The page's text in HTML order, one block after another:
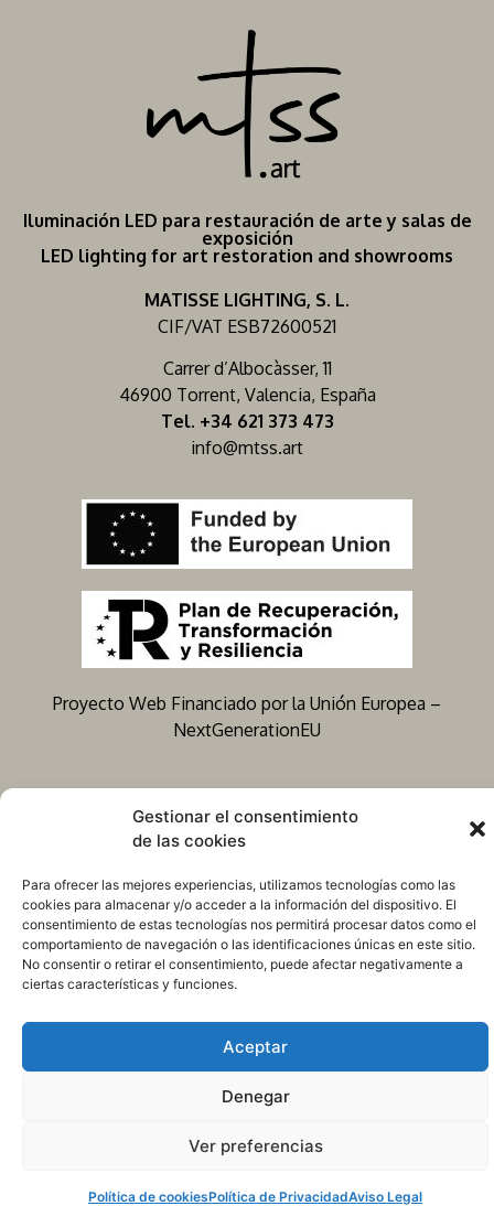
Gestionar el consentimiento
de las cookies
Para ofrecer las mejores experiencias, utilizamos tecnologías como las
cookies para almacenar y/o acceder a la información del dispositivo. El
consentimiento de estas tecnologías nos permitirá procesar datos como el
comportamiento de navegación o las identificaciones únicas en este sitio.
No consentir o retirar el consentimiento, puede afectar negativamente a
ciertas características y funciones.
Aceptar
Denegar
Ver preferencias
Política de cookiesPolítica de PrivacidadAviso Legal
Iluminación LED para restauración de arte y salas de
exposición
LED lighting for art restoration and showrooms
MATISSE LIGHTING, S. L.
CIF/VAT ESB72600521
Carrer d’Albocàsser, 11
46900 Torrent, Valencia, España
Tel. +34 621 373 473
info@mtss.art
Proyecto Web Financiado por la Unión Europea –
NextGenerationEU
© matisselighting.art – Todos los derechos reservados –